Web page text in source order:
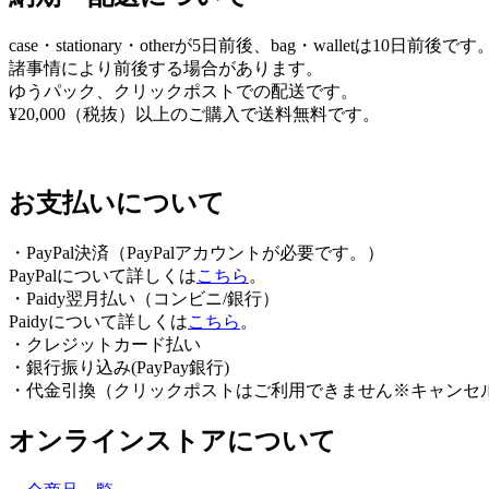
ョ
ン
case・stationary・otherが5日前後、bag・walletは10日前後です。
諸事情により前後する場合があります。
ゆうパック、クリックポストでの配送です。
¥20,000（税抜）以上のご購入で送料無料です。
お支払いについて
・PayPal決済（PayPalアカウントが必要です。）
PayPalについて詳しくはこちら 。
・Paidy翌⽉払い（コンビニ/銀⾏）
Paidyについて詳しくはこちら 。
・クレジットカード払い
・銀行振り込み(PayPay銀行)
・代金引換（クリックポストはご利用できません※キャンセ
オンラインストアについて